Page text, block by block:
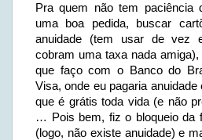
Pra quem não tem paciência
uma boa pedida, buscar
anuidade (tem usar de vez
cobram uma taxa nada
que faço com o Banco do
Visa, onde eu pagaria
que é grátis toda vida (e não
… Pois bem, fiz o bloqueio da
(logo, não existe anuidade) e